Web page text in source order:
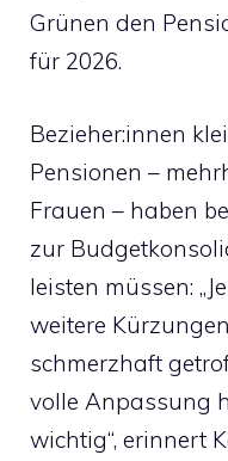
Grünen den
für 2026.
Bezieher:innen
Pensionen –
Frauen – haben
zur
leisten müssen:
weitere
schmerzhaft
volle Anpassung
wichtig“, erinnert